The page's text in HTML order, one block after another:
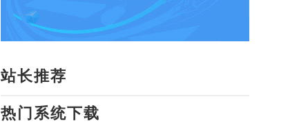
站长推荐
热门系统下载